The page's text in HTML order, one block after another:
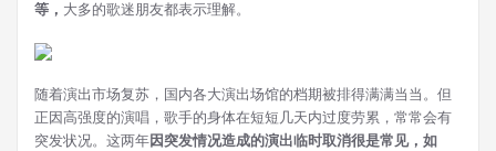
等， 大多的歌迷朋友都表示理解。
随着演出市场复苏，国内各大演出场馆的档期被排得满满当当。但
正因高强度的演唱，歌手的身体在短短几天内过度劳累，常常会有
突发状况。这两年因突发情况造成的演出临时取消很是常见， 如